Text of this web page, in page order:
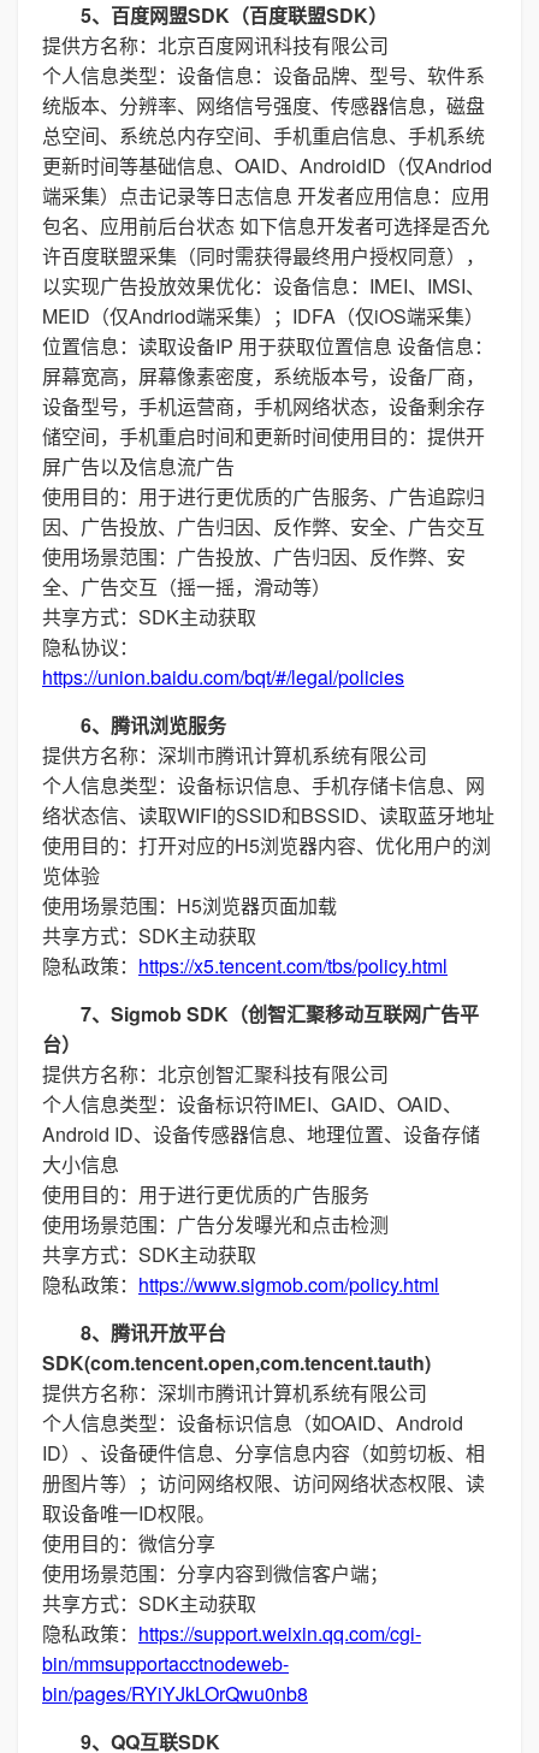
5、百度网盟SDK（百度联盟SDK）
提供方名称：北京百度网讯科技有限公司
个人信息类型：设备信息：设备品牌、型号、软件系
统版本、分辨率、网络信号强度、传感器信息，磁盘
总空间、系统总内存空间、手机重启信息、手机系统
更新时间等基础信息、OAID、AndroidID（仅Andriod
端采集）点击记录等日志信息 开发者应用信息：应用
包名、应用前后台状态 如下信息开发者可选择是否允
许百度联盟采集（同时需获得最终用户授权同意），
以实现广告投放效果优化：设备信息：IMEI、IMSI、
MEID（仅Andriod端采集）；IDFA（仅iOS端采集）
位置信息：读取设备IP 用于获取位置信息 设备信息：
屏幕宽高，屏幕像素密度，系统版本号，设备厂商，
设备型号，手机运营商，手机网络状态，设备剩余存
储空间，手机重启时间和更新时间使用目的：提供开
屏广告以及信息流广告
使用目的：用于进行更优质的广告服务、广告追踪归
因、广告投放、广告归因、反作弊、安全、广告交互
使用场景范围：广告投放、广告归因、反作弊、安
全、广告交互（摇一摇，滑动等）
共享方式：SDK主动获取
隐私协议：
https://union.baidu.com/bqt/#/legal/policies
6、腾讯浏览服务
提供方名称：深圳市腾讯计算机系统有限公司
个人信息类型：设备标识信息、手机存储卡信息、网
络状态信、读取WIFI的SSID和BSSID、读取蓝牙地址
使用目的：打开对应的H5浏览器内容、优化用户的浏
览体验
使用场景范围：H5浏览器页面加载
共享方式：SDK主动获取
隐私政策： https://x5.tencent.com/tbs/policy.html
7、Sigmob SDK（创智汇聚移动互联网广告平
台）
提供方名称：北京创智汇聚科技有限公司
个人信息类型：设备标识符IMEI、GAID、OAID、
Android ID、设备传感器信息、地理位置、设备存储
大小信息
使用目的：用于进行更优质的广告服务
使用场景范围：广告分发曝光和点击检测
共享方式：SDK主动获取
隐私政策： https://www.sigmob.com/policy.html
8、腾讯开放平台
SDK(com.tencent.open,com.tencent.tauth)
提供方名称：深圳市腾讯计算机系统有限公司
个人信息类型：设备标识信息（如OAID、Android
ID）、设备硬件信息、分享信息内容（如剪切板、相
册图片等）；访问网络权限、访问网络状态权限、读
取设备唯一ID权限。
使用目的：微信分享
使用场景范围：分享内容到微信客户端；
共享方式：SDK主动获取
隐私政策： https://support.weixin.qq.com/cgi-
bin/mmsupportacctnodeweb-
bin/pages/RYiYJkLOrQwu0nb8
9、QQ互联SDK